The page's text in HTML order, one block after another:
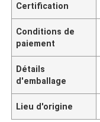
Certification
Conditions de
paiement
Détails
d'emballage
Lieu d'origine